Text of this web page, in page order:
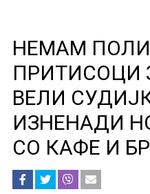
НЕМАМ
ПРИТИСОЦИ
ВЕЛИ
ИЗНЕНАДИ
СО КАФЕ И